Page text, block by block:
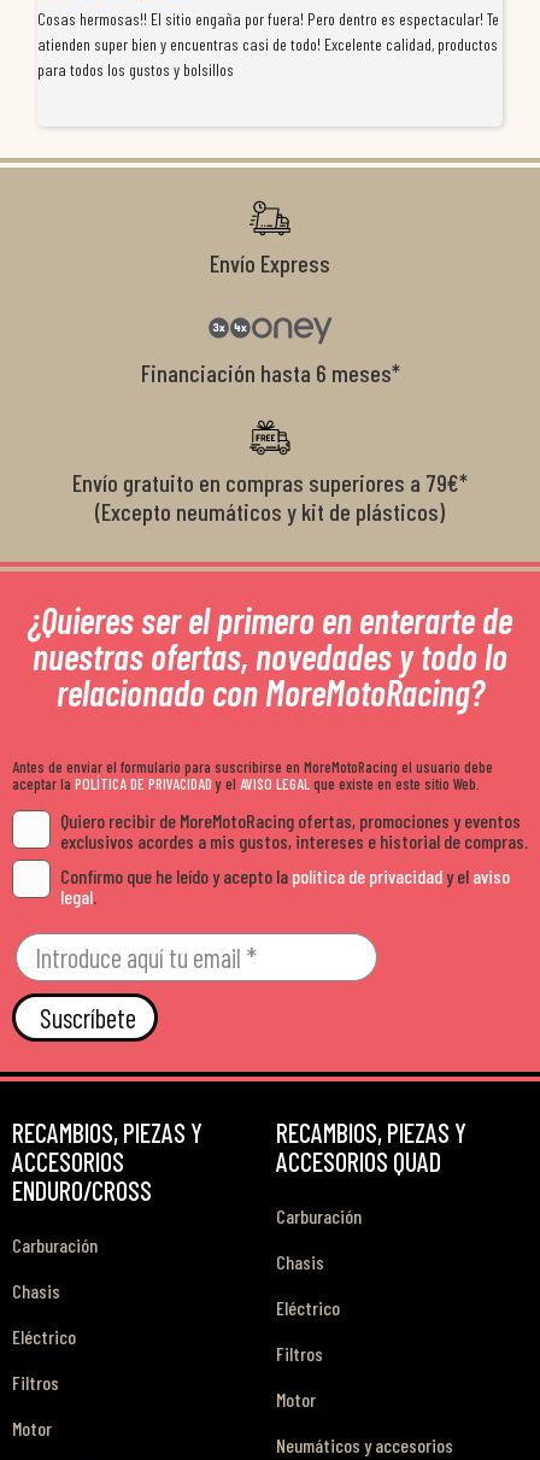
Cosas hermosas!! El sitio engaña por fuera! Pero dentro es espectacular! Te
atienden super bien y encuentras casi de todo! Excelente calidad, productos
para todos los gustos y bolsillos
Envío Express
Financiación hasta 6 meses*
Envío gratuito en compras superiores a 79€*
(Excepto neumáticos y kit de plásticos)
¿Quieres ser el primero en enterarte de
nuestras ofertas, novedades y todo lo
relacionado con MoreMotoRacing?
Antes de enviar el formulario para suscribirse en MoreMotoRacing el usuario debe
aceptar la POLÍTICA DE PRIVACIDADy el AVISO LEGALque existe en este sitio Web.
Quiero recibir de MoreMotoRacing ofertas, promociones y eventos
exclusivos acordes a mis gustos, intereses e historial de compras.
Confirmo que he leído y acepto la política de privacidady el aviso
legal
Suscríbete
RECAMBIOS, PIEZAS Y
ACCESORIOS
ENDURO/CROSS
Carburación
Chasis
Eléctrico
Filtros
Motor
RECAMBIOS, PIEZAS Y
ACCESORIOS QUAD
Carburación
Chasis
Eléctrico
Filtros
Motor
Neumáticos y accesorios